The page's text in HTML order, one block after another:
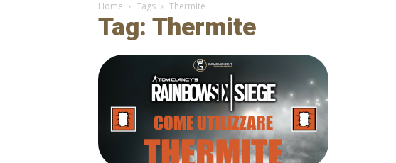
Home Tags Thermite
Tag: Thermite